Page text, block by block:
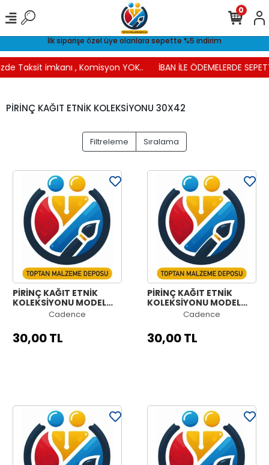
İlk siparişe özel üye olanlara sepette %5 indirim
Taksit imkanı , Komisyon YOK.. İBAN İLE ÖDEMELERDE
0
PİRİNÇ KAĞIT ETNİK KOLEKSİYONU 30X42
Filtreleme Sıralama
PİRİNÇ KAĞIT ETNİK
KOLEKSİYONU MODEL
1205 30X42Cadence
30,00 TL
PİRİNÇ KAĞIT ETNİK
KOLEKSİYONU MODEL
1204 30X42Cadence
30,00 TL